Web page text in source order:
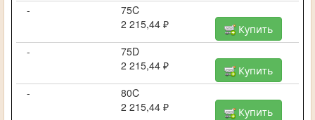
-
75C
2 215,44 ₽
Купить
-
75D
2 215,44 ₽
Купить
-
80C
2 215,44 ₽
Купить